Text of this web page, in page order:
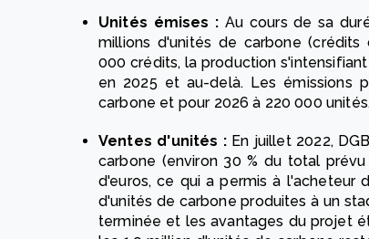
Unités émises : Au cours de sa
millions d'unités de carbone
000 crédits, la production
en 2025 et au-delà. Les émissions
carbone et pour 2026 à 220 000
Ventes d'unités :En juillet 2022,
carbone (environ 30 % du total
d'euros, ce qui a permis à l'acheteur
d'unités de carbone produites à un
terminée et les avantages du projet